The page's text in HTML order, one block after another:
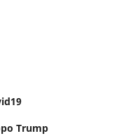
Trump